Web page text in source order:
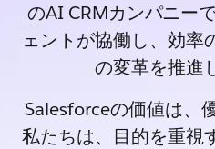
のAI CRMカンパニー
ェントが協働し、効率
の変革を推進
Salesforceの価値は、
私たちは、目的を重視